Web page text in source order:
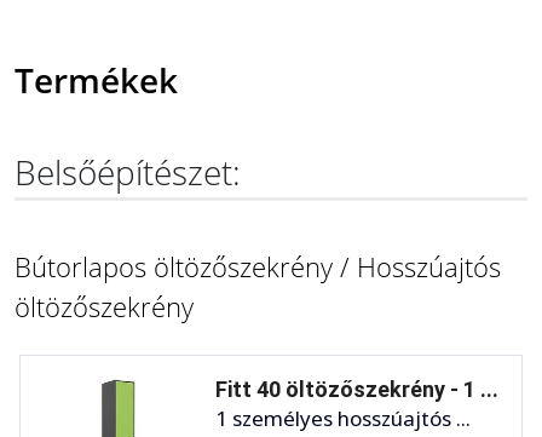
Termékek
Belsőépítészet:
Bútorlapos öltözőszekrény / Hosszúajtós
öltözőszekrény
Fitt 40 öltözőszekrény - 1 ...
1 személyes hosszúajtós ...